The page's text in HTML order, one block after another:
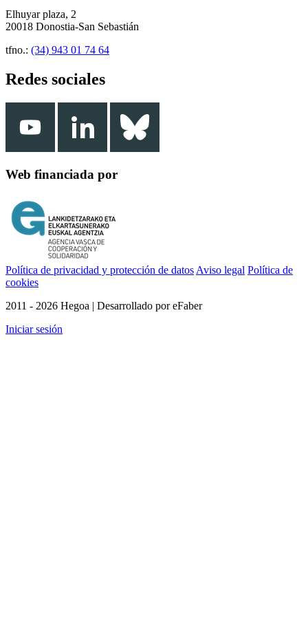
Elhuyar plaza, 2
20018 Donostia-San Sebastián
tfno.: (34) 943 01 74 64
Redes sociales
Web financiada por
Política de privacidad y protección de datos Aviso legal Política de
cookies
2011 - 2026 Hegoa | Desarrollado por eFaber
Iniciar sesión